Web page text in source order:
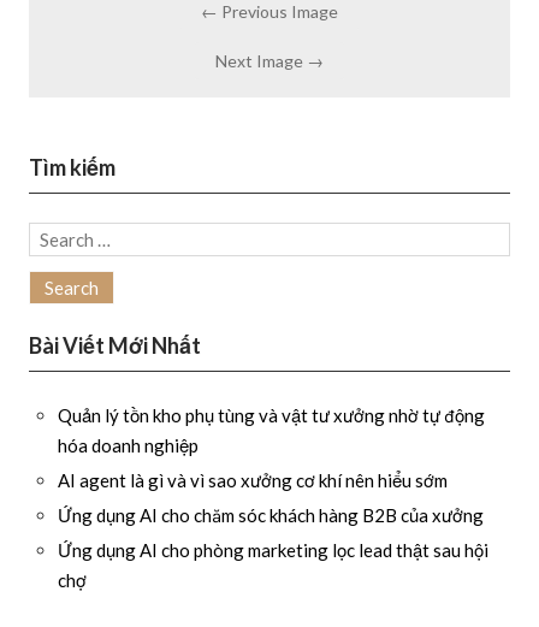
← Previous Image
Next Image →
Tìm kiếm
Search
for:
Bài Viết Mới Nhất
Quản lý tồn kho phụ tùng và vật tư xưởng nhờ tự động
hóa doanh nghiệp
AI agent là gì và vì sao xưởng cơ khí nên hiểu sớm
Ứng dụng AI cho chăm sóc khách hàng B2B của xưởng
Ứng dụng AI cho phòng marketing lọc lead thật sau hội
chợ